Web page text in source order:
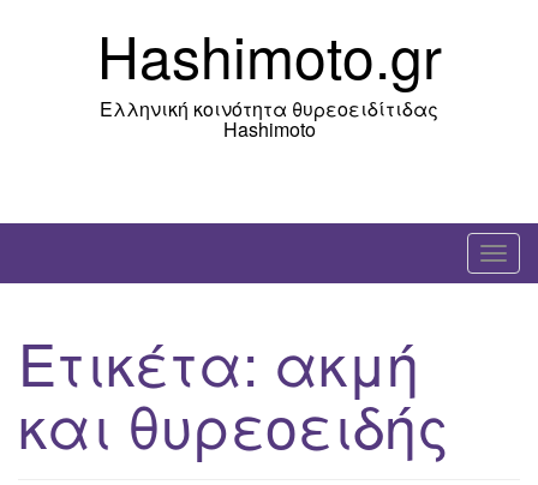
Hashimoto.gr
Ελληνική κοινότητα θυρεοειδίτιδας
Hashimoto
T
o
Ετικέτα: ακμή
και θυρεοειδής